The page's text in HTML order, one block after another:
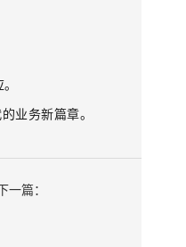
业务新篇章。
一篇：